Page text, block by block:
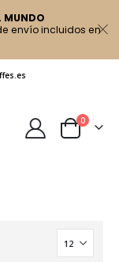
MUNDO
envío incluidos en
Cart
0artículos